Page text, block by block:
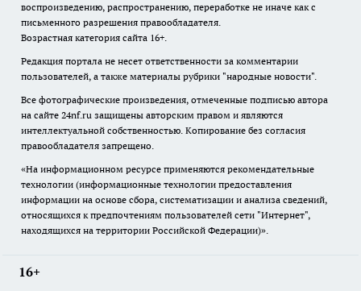
воспроизведению, распространению, переработке не иначе как с
письменного разрешения правообладателя.
Возрастная категория сайта 16+.
Редакция портала не несет ответственности за комментарии
пользователей, а также материалы рубрики "народные новости".
Все фотографические произведения, отмеченные подписью автора
на сайте 24nf.ru защищены авторским правом и являются
интеллектуальной собственностью. Копирование без согласия
правообладателя запрещено.
«На информационном ресурсе применяются рекомендательные
технологии (информационные технологии предоставления
информации на основе сбора, систематизации и анализа сведений,
относящихся к предпочтениям пользователей сети "Интернет",
находящихся на территории Российской Федерации)».
16+